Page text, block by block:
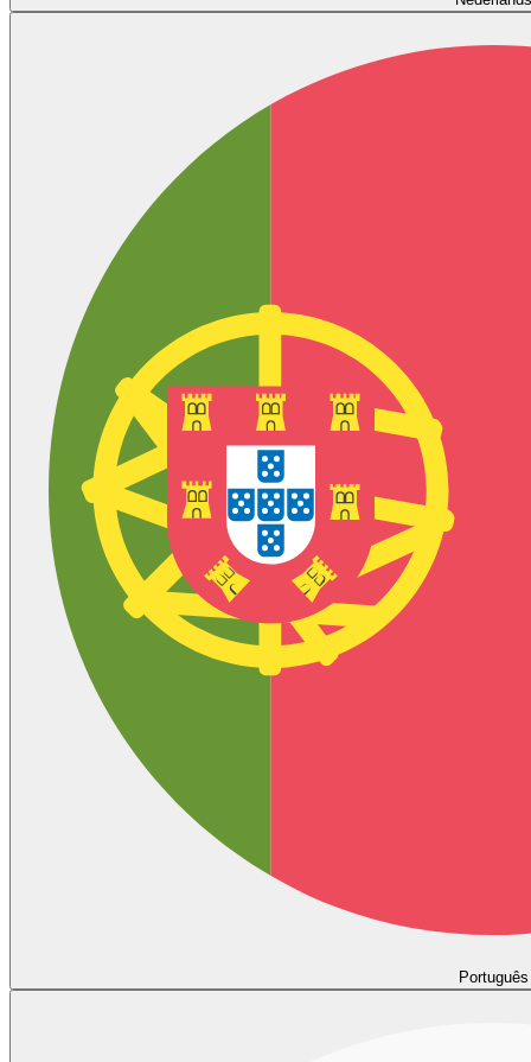
Português